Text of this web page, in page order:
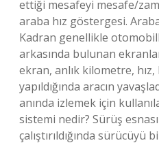
ettiği mesafeyi mesafe/
araba hız göstergesi.
Kadran genellikle
arkasında bulunan
ekran, anlık kilometre,
yapıldığında aracın
anında izlemek için
sistemi nedir? Sürüş
çalıştırıldığında sürücüyü